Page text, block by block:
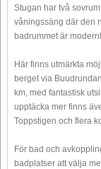
Stugan har två
våningssäng där den
badrummet är
Här finns utmärkta
berget via
km, med fantastisk
upptäcka mer finns
Toppstigen och flera
För bad och
badplatser att välja